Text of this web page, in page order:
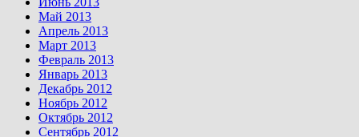
Май 2013
Апрель 2013
Март 2013
Февраль 2013
Январь 2013
Декабрь 2012
Ноябрь 2012
Октябрь 2012
Сентябрь 2012